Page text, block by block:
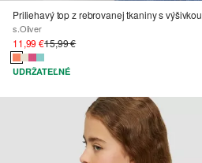
Priliehavý top z rebrovanej tkaniny s výšivkou
s.Oliver
11,99 €15,99 €
UDRŽATEĽNÉ